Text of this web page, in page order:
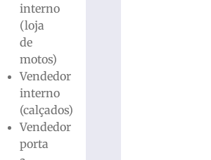
interno
(loja
de
motos)
Vendedor
interno
(calçados)
Vendedor
porta